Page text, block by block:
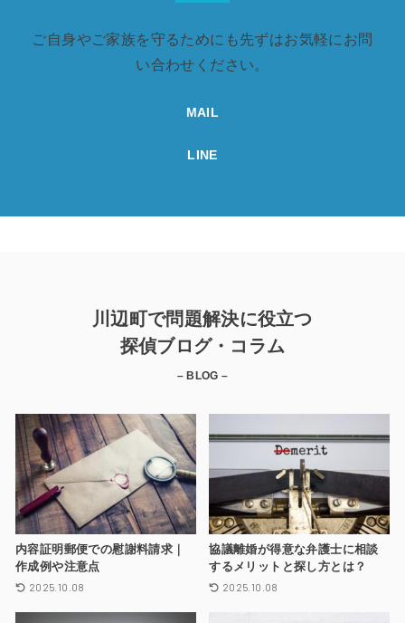
ご自身やご家族を守るためにも先ずはお気軽にお問
い合わせください。
MAIL
LINE
川辺町で問題解決に役立つ
探偵ブログ・コラム
– BLOG –
内容証明郵便での慰謝料請求｜
作成例や注意点
2025.10.08
協議離婚が得意な弁護士に相談
するメリットと探し方とは？
2025.10.08